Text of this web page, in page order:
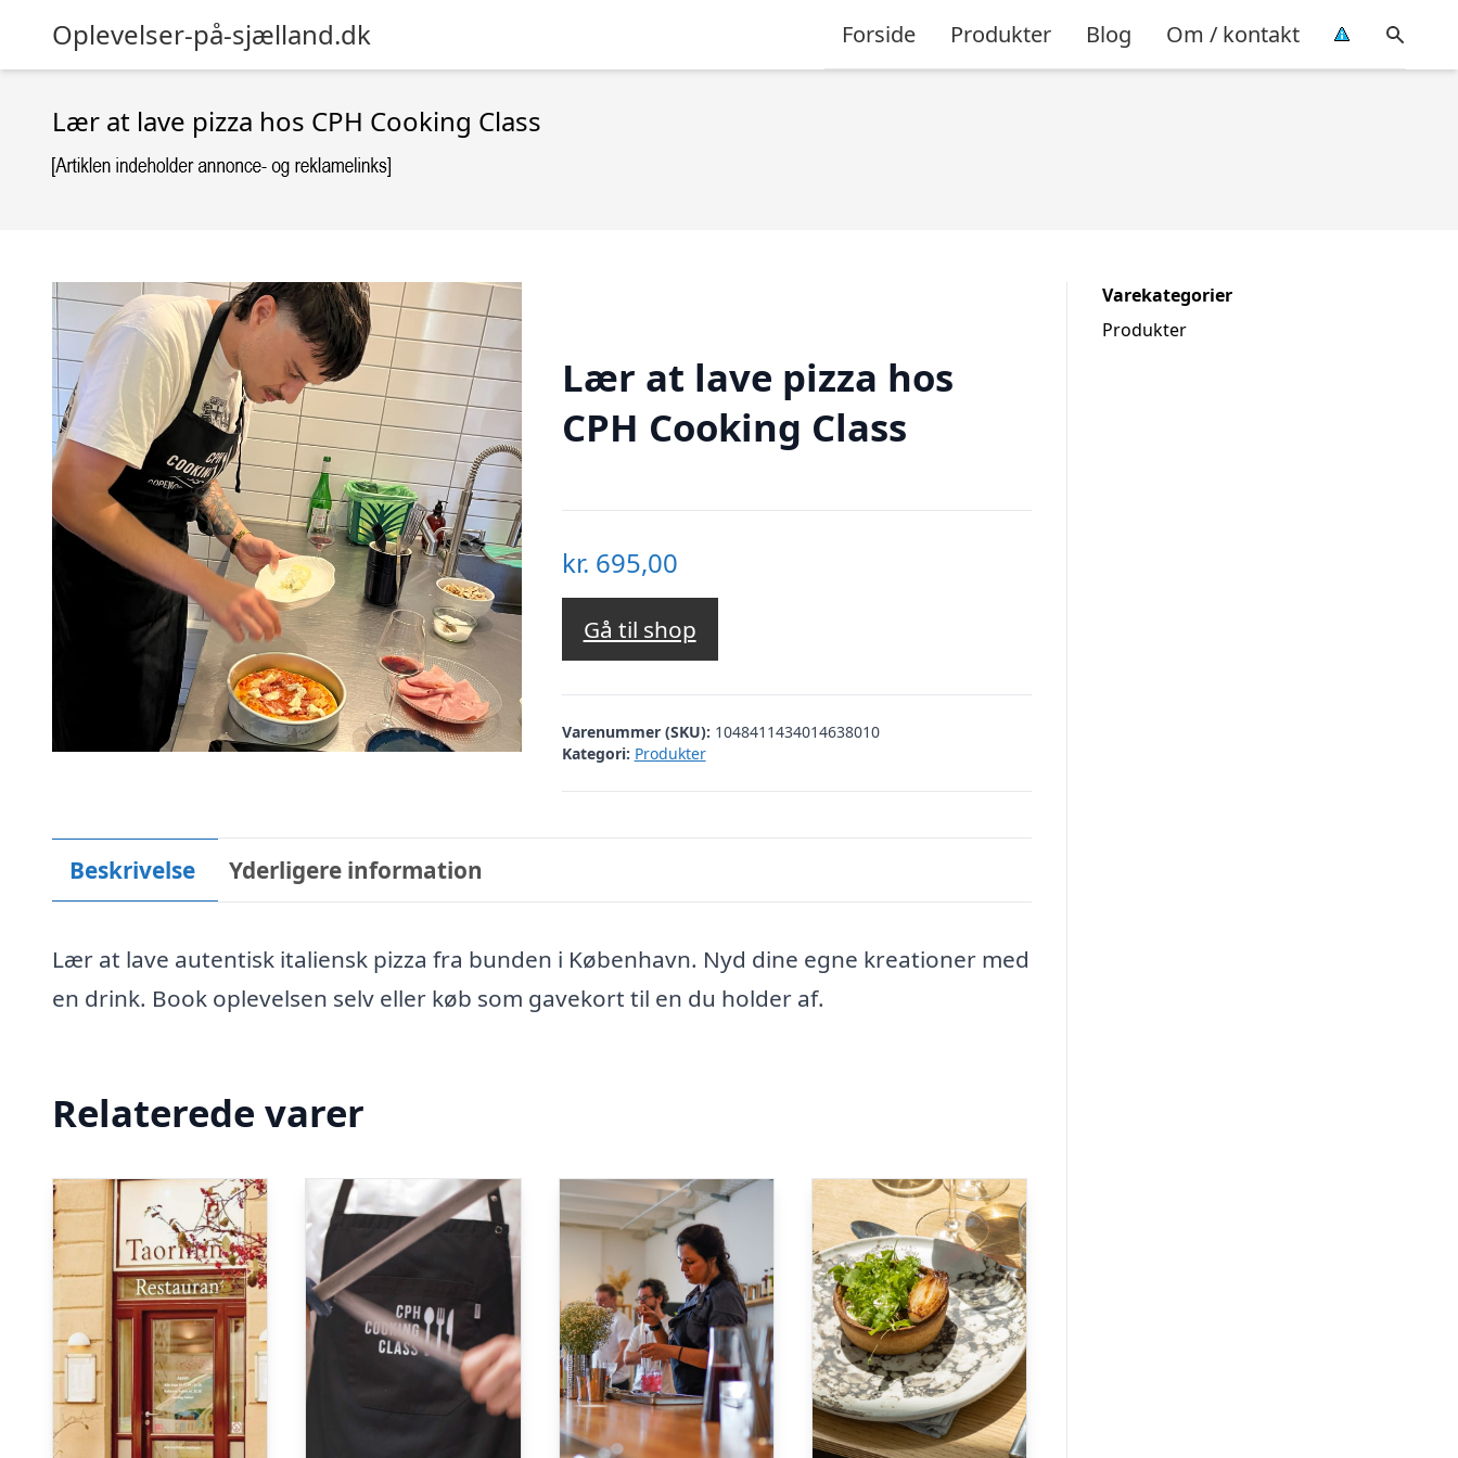
Oplevelser-på-sjælland.dk Forside Produkter Blog Om / kontakt
Lær at lave pizza hos CPH Cooking Class
Lær at lave pizza hos
CPH Cooking Class
kr. 695,00
Gå til shop
Varenummer (SKU): 1048411434014638010
Kategori: Produkter
Beskrivelse Yderligere information
Lær at lave autentisk italiensk pizza fra bunden i København. Nyd dine egne kreationer med
en drink. Book oplevelsen selv eller køb som gavekort til en du holder af.
Relaterede varer
Varekategorier
Produkter